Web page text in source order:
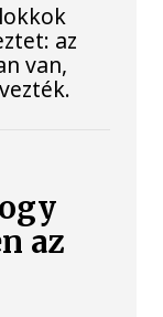
az
van,
az